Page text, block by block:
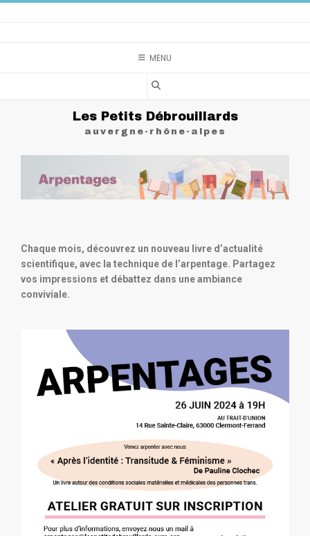
MENU
Les Petits Débrouillards
auvergne-rhône-alpes
Chaque mois, découvrez un nouveau livre d’actualité
scientifique, avec la technique de l’arpentage. Partagez
vos impressions et débattez dans une ambiance
conviviale.